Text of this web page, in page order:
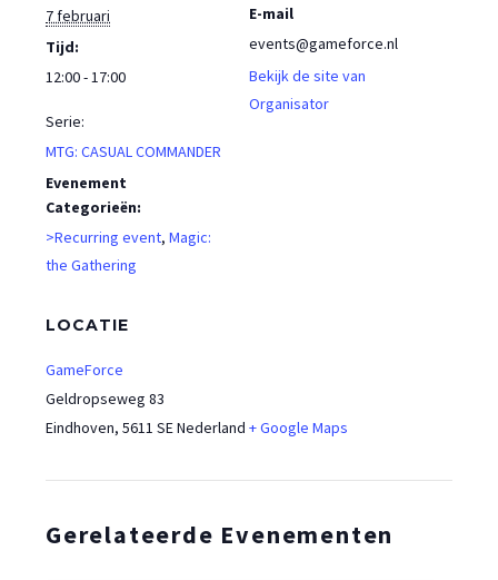
7 februari
Tijd:
12:00 - 17:00
Serie:
MTG: CASUAL COMMANDER
Evenement
Categorieën:
>Recurring event, Magic:
the Gathering
LOCATIE
GameForce
Geldropseweg 83
Eindhoven, 5611 SENederland + Google Maps
E-mail
events@gameforce.nl
Bekijk de site van
Organisator
Gerelateerde Evenementen